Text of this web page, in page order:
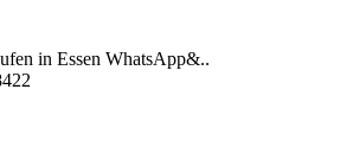
in Essen WhatsApp&..